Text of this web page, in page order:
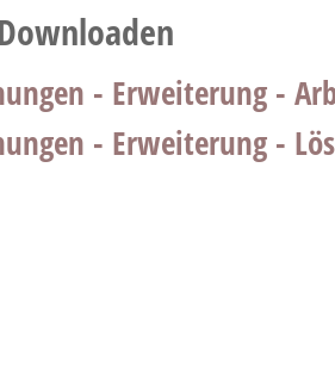
- Erweiterung -
- Erweiterung -